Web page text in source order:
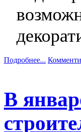
Подробнее...
В